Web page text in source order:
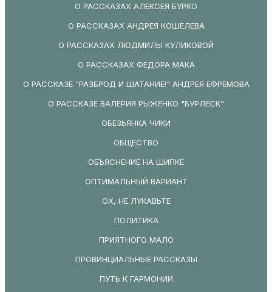
О РАССКАЗАХ АЛЕКСЕЯ БУРКО
О РАССКАЗАХ АНДРЕЯ КОШЕЛЕВА
О РАССКАЗАХ ЛЮДМИЛЫ КУЛИКОВОЙ
О РАССКАЗАХ ФЕДОРА МАКА
О РАССКАЗЕ "РАЗБРОД И ШАТАНИЕ!" АНДРЕЯ ЕФРЕМОВА
О РАССКАЗЕ ВАЛЕРИЯ РЫЖЕНКО "БУРЛЕСК"
ОБЕЗЬЯНКА ЧИКИ
ОБЩЕСТВО
ОБЪЯСНЕНИЕ НА ШИПКЕ
ОПТИМАЛЬНЫЙ ВАРИАНТ
ОХ, НЕ ЛУКАВЬТЕ
ПОЛИТИКА
ПРИЯТНОГО МАЛО
ПРОВИНЦИАЛЬНЫЕ РАССКАЗЫ
ПУТЬ К ГАРМОНИИ